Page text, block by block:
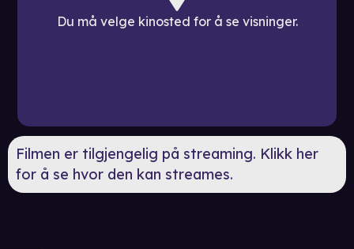
Du må velge kinosted for å se visninger.
Filmen er tilgjengelig på streaming. Klikk her
for å se hvor den kan streames.